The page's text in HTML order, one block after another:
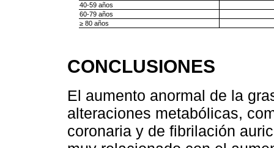
40-59 años
60-79 años
≥ 80 años
CONCLUSIONES
El aumento anormal de la
alteraciones metabólicas,
coronaria y de fibrilación